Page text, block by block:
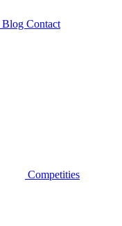
Blog Contact
Competities